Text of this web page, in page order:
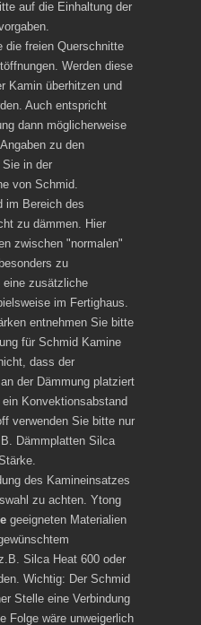
auf die Einhaltung der
die freien Querschnitte
Werden diese
Kamin überhitzen und
Auch entspricht
dann möglicherweise
zu den
in der
von Schmid.
im Bereich des
zu dämmen. Hier
zwischen "normalen"
zu
eine zusätzliche
im Fertighaus.
entnehmen Sie bitte
für Schmid Kamine
dass der
der Dämmung platziert
Konvektionsabstand
verwenden Sie bitte nur
Dämmplatten Silca
des Kamineinsatzes
zu achten. Ytong
geeigneten Materialien
Silca Heat 600 oder
Wichtig: Der Schmid
Stelle eine Verbindung
Folge wäre unweigerlich